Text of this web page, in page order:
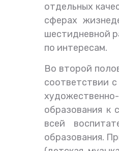
отдельных
сферах
шестидневной
по интересам.
Во второй
соответствии
образования к
всей
образования.